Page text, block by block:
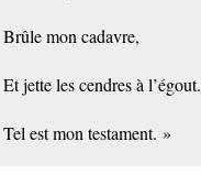
Brûle mon cadavre,
Et jette les cendres à l’égout.
Tel est mon testament. »